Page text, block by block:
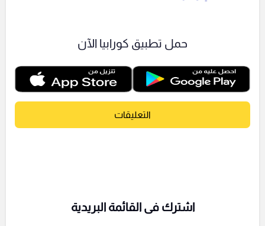
حمل تطبيق كورابيا الآن
التعليقات
اشترك فى القائمة البريدية